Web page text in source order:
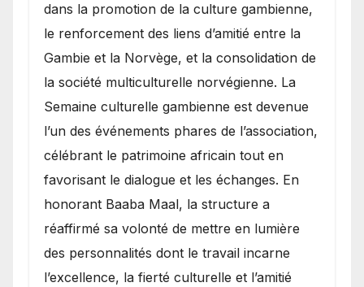
dans la promotion de la culture gambienne,
le renforcement des liens d’amitié entre la
Gambie et la Norvège, et la consolidation de
la société multiculturelle norvégienne. La
Semaine culturelle gambienne est devenue
l’un des événements phares de l’association,
célébrant le patrimoine africain tout en
favorisant le dialogue et les échanges. En
honorant Baaba Maal, la structure a
réaffirmé sa volonté de mettre en lumière
des personnalités dont le travail incarne
l’excellence, la fierté culturelle et l’amitié